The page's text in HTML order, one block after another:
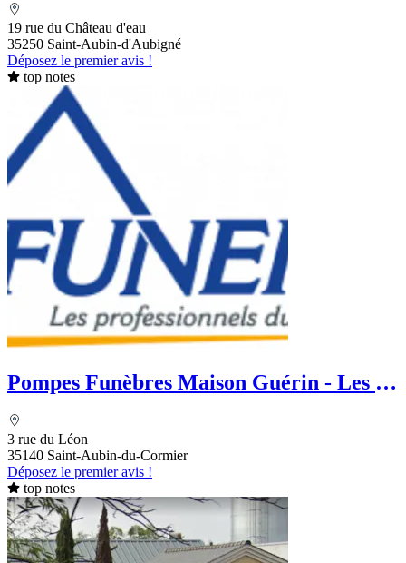
19 rue du Château d'eau
35250 Saint-Aubin-d'Aubigné
Déposez le premier avis !
top notes
Pompes Funèbres Maison Guérin - Les 5
3 rue du Léon
35140 Saint-Aubin-du-Cormier
Déposez le premier avis !
top notes